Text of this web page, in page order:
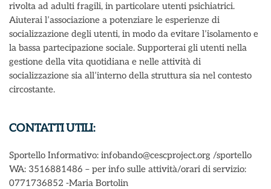
rivolta ad adulti fragili, in particolare utenti psichiatrici.
Aiuterai l’associazione a potenziare le esperienze di
socializzazione degli utenti, in modo da evitare l’isolamento e
la bassa partecipazione sociale. Supporterai gli utenti nella
gestione della vita quotidiana e nelle attività di
socializzazione sia all’interno della struttura sia nel contesto
circostante.
CONTATTI UTILI:
Sportello Informativo: infobando@cescproject.org /sportello
WA: 3516881486 – per info sulle attività/orari di servizio:
0771736852 -Maria Bortolin